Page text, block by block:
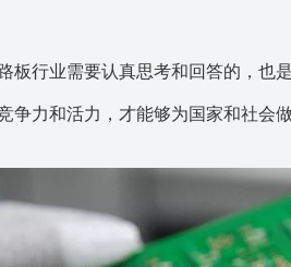
板行业需要认真思考和回答的，也
争力和活力，才能够为国家和社会